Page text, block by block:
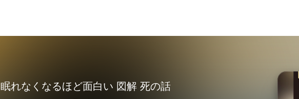
眠れなくなるほど面白い 図解 死の話